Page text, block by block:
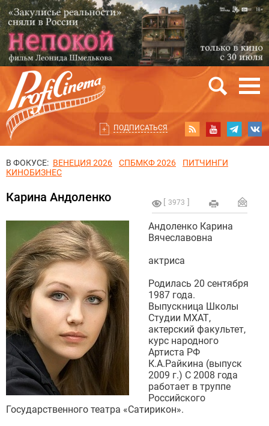
ПОДПИСАТЬСЯ
В ФОКУСЕ: ВЕНЕЦИЯ 2026 СПБМКФ 2026
ПИТЧИНГИ
КИНОБИЗНЕС
3973
Карина Андоленко
Андоленко Карина
Вячеславовна
актриса
Родилась 20 сентября
1987 года.
Выпускница Школы
Студии МХАТ,
актерский факультет,
курс народного
Артиста РФ
К.А.Райкина (выпуск
2009 г.) С 2008 года
работает в труппе
Российского
Государственного театра «Сатирикон».